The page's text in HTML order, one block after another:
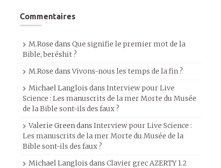
Commentaires
M.Rose dans Que signifie le premier mot de la
Bible, beréshit ?
M.Rose dansVivons-nous les temps de la fin ?
Michael Langlois dans Interview pour Live
Science : Les manuscrits de la mer Morte du Musée
de la Bible sont-ils des faux ?
Valerie Greendans Interview pour Live Science :
Les manuscrits de la mer Morte du Musée de la
Bible sont-ils des faux ?
Michael Langlois dans Clavier grec AZERTY 1.2